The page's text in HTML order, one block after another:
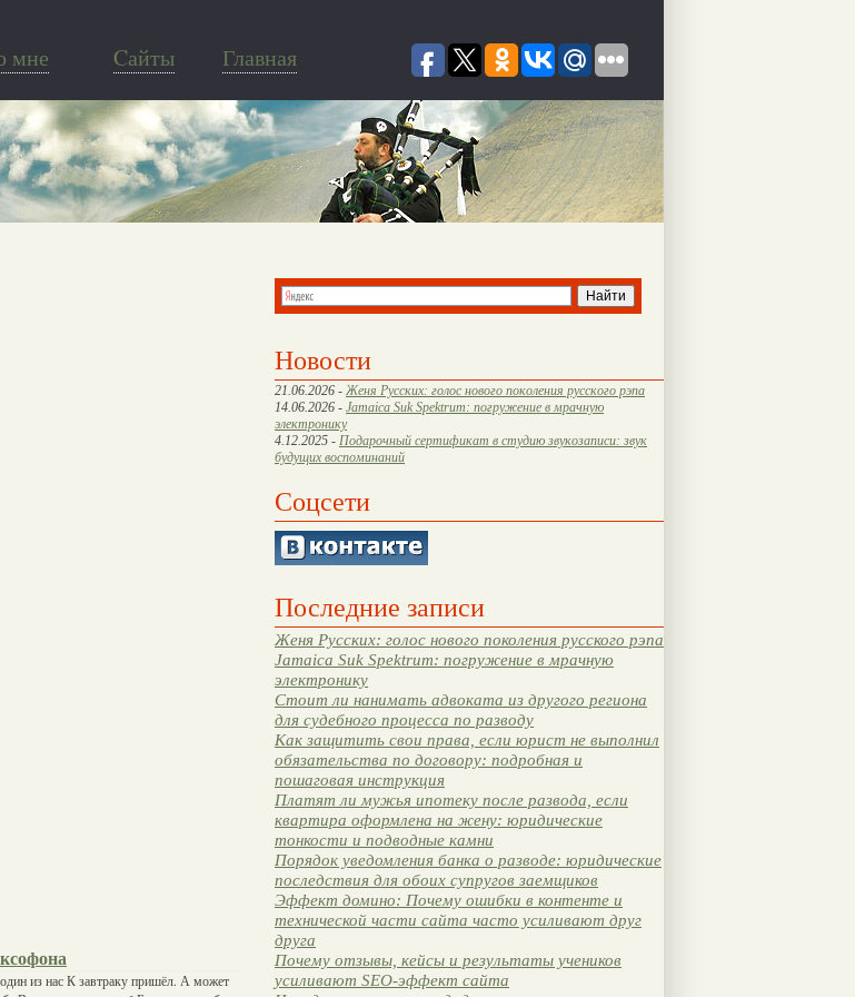
мне Cайты Главная
Новости
21.06.2026 - Женя Русских: голос нового поколения русского рэпа
14.06.2026 - Jamaica Suk Spektrum: погружение в мрачную
электронику
4.12.2025 - Подарочный сертификат в студию звукозаписи: звук
будущих воспоминаний
Соцсети
Последние записи
Женя Русских: голос нового поколения русского рэпа
Jamaica Suk Spektrum: погружение в мрачную
электронику
Стоит ли нанимать адвоката из другого региона
для судебного процесса по разводу
Как защитить свои права, если юрист не выполнил
обязательства по договору: подробная и
пошаговая инструкция
Платят ли мужья ипотеку после развода, если
квартира оформлена на жену: юридические
тонкости и подводные камни
Порядок уведомления банка о разводе: юридические
последствия для обоих супругов заемщиков
Эффект домино: Почему ошибки в контенте и
технической части сайта часто усиливают друг
друга
Почему отзывы, кейсы и результаты учеников
усиливают SEO-эффект сайта
из нас К завтраку пришёл. А может